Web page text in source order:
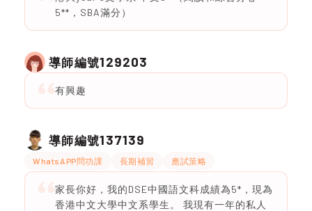
5**，SBA滿分）
導師編號129203
有興趣
導師編號137139
WhatsAPP問功課 長期補習 應試策略
家長你好，我的DSE中國語文科成績為5*，現為
香港中文大學中文系學生。 我現有一年的私人